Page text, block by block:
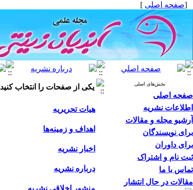
[صفحه اصلی ]
بخش‌های اصلی
صفحه اصلی
اطلاعات نشریه
آرشیو مجله و مقالات
برای نویسندگان
برای داوران
ثبت نام و اشتراک
تماس با ما
مقالات در حال انتشار
یکی از صفحات را انتخاب کنید
هیات تحریریه
اهداف و زمینه‌ها
اخبار نشریه
درباره نشریه
منشور اخلاقی نشریه